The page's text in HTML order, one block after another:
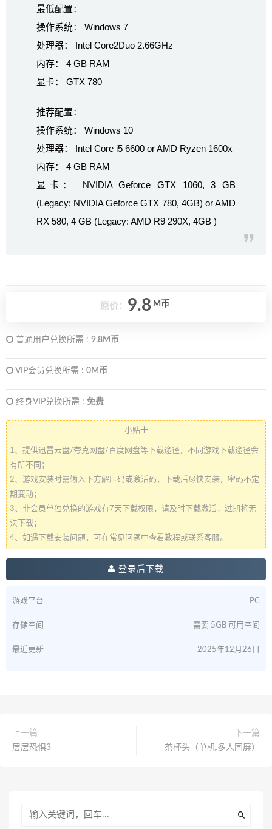
最低配置：
操作系统： Windows 7
处理器： Intel Core2Duo 2.66GHz
内存： 4 GB RAM
显卡： GTX 780
推荐配置：
操作系统： Windows 10
处理器： Intel Core i5 6600 or AMD Ryzen 1600x
内存： 4 GB RAM
显卡： NVIDIA Geforce GTX 1060, 3 GB
(Legacy: NVIDIA Geforce GTX 780, 4GB) or AMD
RX 580, 4 GB (Legacy: AMD R9 290X, 4GB )
原价： 9.8 M币
普通用户兑换所需 : 9.8M币
VIP会员兑换所需 : 0M币
终身VIP兑换所需 : 免费
———— 小贴士 ————
1、提供迅雷云盘/夸克网盘/百度网盘等下载途径，不同游戏下载途径会
有所不同；
2、游戏安装时需输入下方解压码或激活码，下载后尽快安装，密码不定
期变动；
3、非会员单独兑换的游戏有7天下载权限，请及时下载激活，过期将无
法下载；
4、如遇下载安装问题，可在常见问题中查看教程或联系客服。
登录后下载
游戏平台 PC
存储空间 需要 5GB 可用空间
最近更新 2025年12月26日
上一篇
层层恐惧3
下一篇
茶杯头（单机.多人同屏）